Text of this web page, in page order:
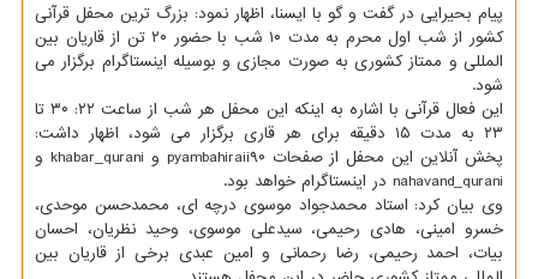
پیام بحیرایی در گفت و گو با ایسنا، اظهار نمود: بزرگ ترین محفل قرآنی
کشور از شب اول محرم به مدت ۱۰ شب با حضور ۲۰ تن از قاریان بین
المللی و ممتاز کشوری به صورت مجازی و بوسیله اینستاگرام برگزار می
شود.
این فعال قرآنی با اشاره به اینکه این محفل هر شب از ساعت ۲۲: ۳۰ تا
۲۳ به مدت ۱۵ دقیقه برای هر قاری برگزار می شود، اظهار داشت:
پخش آنلاین این محفل از صفحات pyambahiraii۹۰ و khabar_qurani و
nahavand_qurani در اینستاگرام خواهد بود.
وی بیان کرد: استاد محمدجواد موسوی درچه ای، محمدحسن موحدی،
خسرو امینی، هادی رحیمی، سیدعلی موسوی، وحید نظریان، احسان
بیات، احمد رحیمی، رضا رحمانی و امین عبدی برخی از قاریان بین